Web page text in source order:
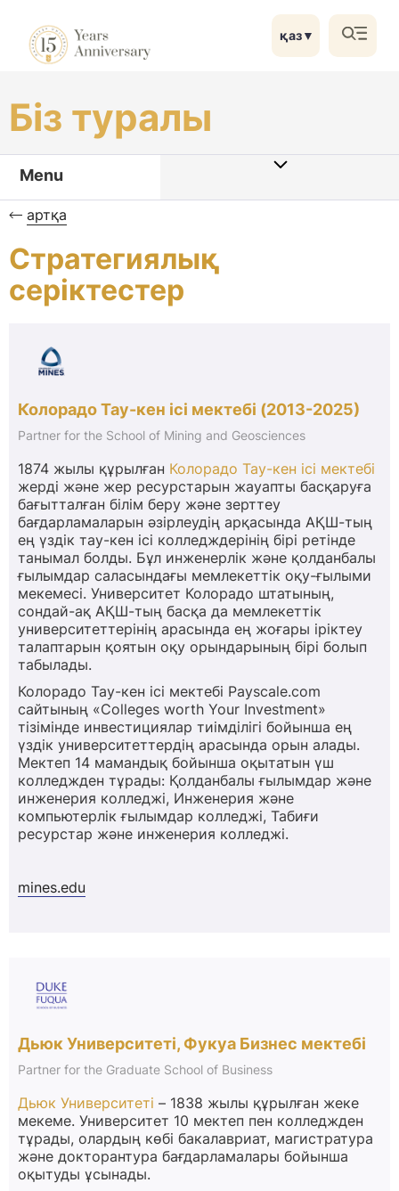
қаз▼
Біз туралы
Menu
артқа
Стратегиялық
серіктестер
Колорадо Тау-кен ісі мектебі (2013-2025)
Partner for the School of Mining and Geosciences
1874 жылы құрылған Колорадо Тау-кен ісі мектебі
жерді және жер ресурстарын жауапты басқаруға
бағытталған білім беру және зерттеу
бағдарламаларын әзірлеудің арқасында АҚШ-тың
ең үздік тау-кен ісі колледждерінің бірі ретінде
танымал болды. Бұл инженерлік және қолданбалы
ғылымдар саласындағы мемлекеттік оқу-ғылыми
мекемесі. Университет Колорадо штатының,
сондай-ақ АҚШ-тың басқа да мемлекеттік
университеттерінің арасында ең жоғары іріктеу
талаптарын қоятын оқу орындарының бірі болып
табылады.
Колорадо Тау-кен ісі мектебі Payscale.com
сайтының «Colleges worth Your Investment»
тізімінде инвестициялар тиімділігі бойынша ең
үздік университеттердің арасында орын алады.
Мектеп 14 мамандық бойынша оқытатын үш
колледжден тұрады: Қолданбалы ғылымдар және
инженерия колледжі, Инженерия және
компьютерлік ғылымдар колледжі, Табиғи
ресурстар және инженерия колледжі.
mines.edu
Дьюк Университеті, Фукуа Бизнес мектебі
Partner for the Graduate School of Business
Дьюк Университеті – 1838 жылы құрылған жеке
мекеме. Университет 10 мектеп пен колледжден
тұрады, олардың көбі бакалавриат, магистратура
және докторантура бағдарламалары бойынша
оқытуды ұсынады.